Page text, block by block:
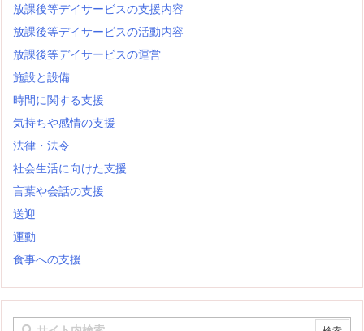
放課後等デイサービスの支援内容
放課後等デイサービスの活動内容
放課後等デイサービスの運営
施設と設備
時間に関する支援
気持ちや感情の支援
法律・法令
社会生活に向けた支援
言葉や会話の支援
送迎
運動
食事への支援